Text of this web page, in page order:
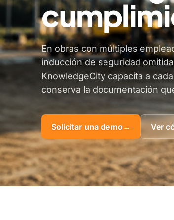
En obras con múltiples
inducción de seguridad
KnowledgeCity capacita a
conserva la documentación
Solicitar una demo→ Ver